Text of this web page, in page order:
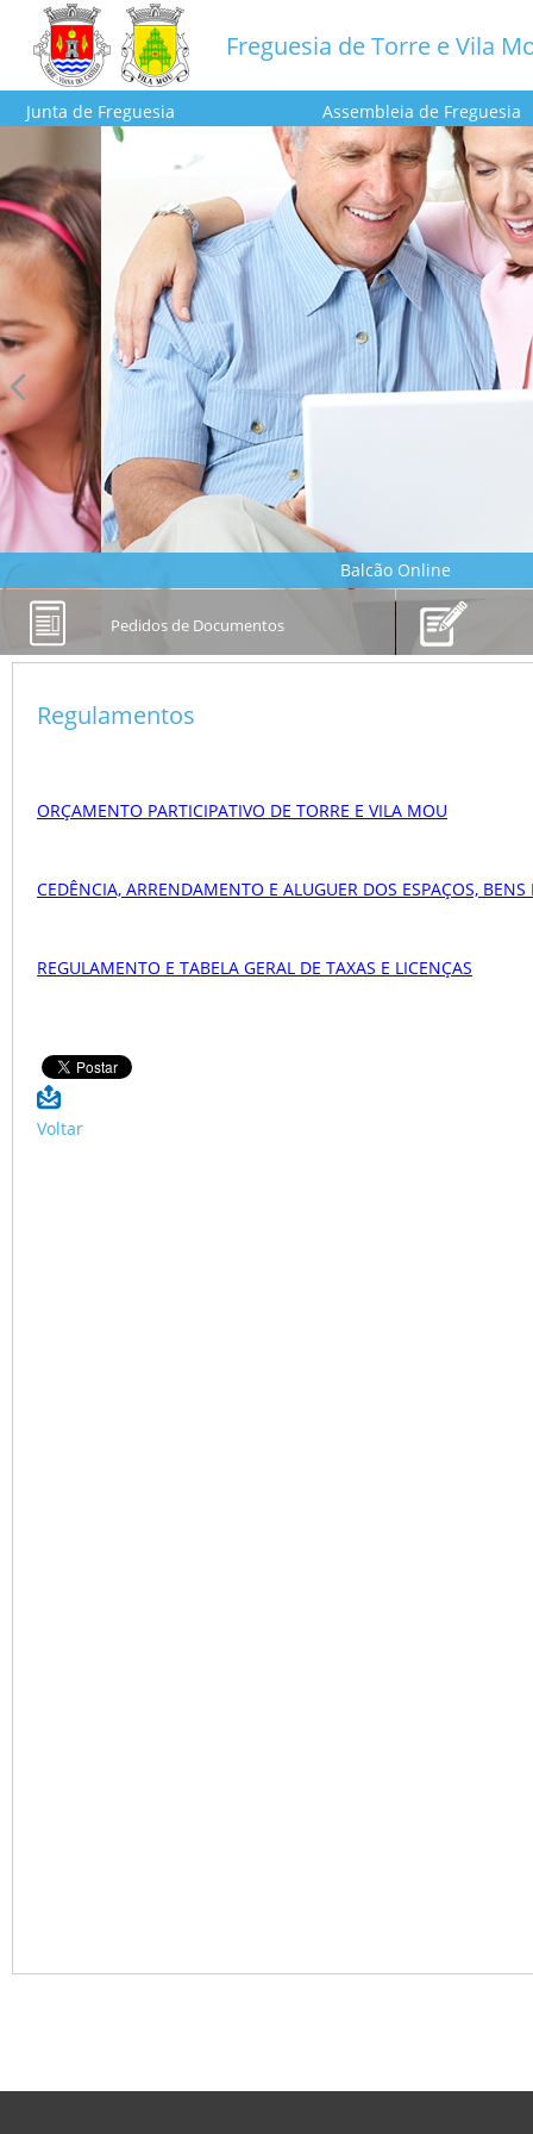
Freguesia de Torre e Vila
Junta de Freguesia Assembleia de Freguesia
Balcão Online
Pedidos de Documentos
Regulamentos
ORÇAMENTO PARTICIPATIVO DE TORRE E VILA MOU
CEDÊNCIA, ARRENDAMENTO E ALUGUER DOS ESPAÇOS,
REGULAMENTO E TABELA GERAL DE TAXAS E LICENÇAS
Voltar